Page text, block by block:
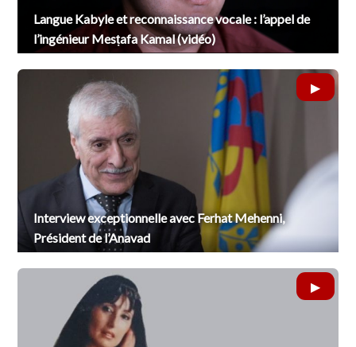
Langue Kabyle et reconnaissance vocale : l’appel de
l’ingénieur Mesṭafa Kamal (vidéo)
Interview exceptionnelle avec Ferhat Mehenni,
Président de l’Anavad